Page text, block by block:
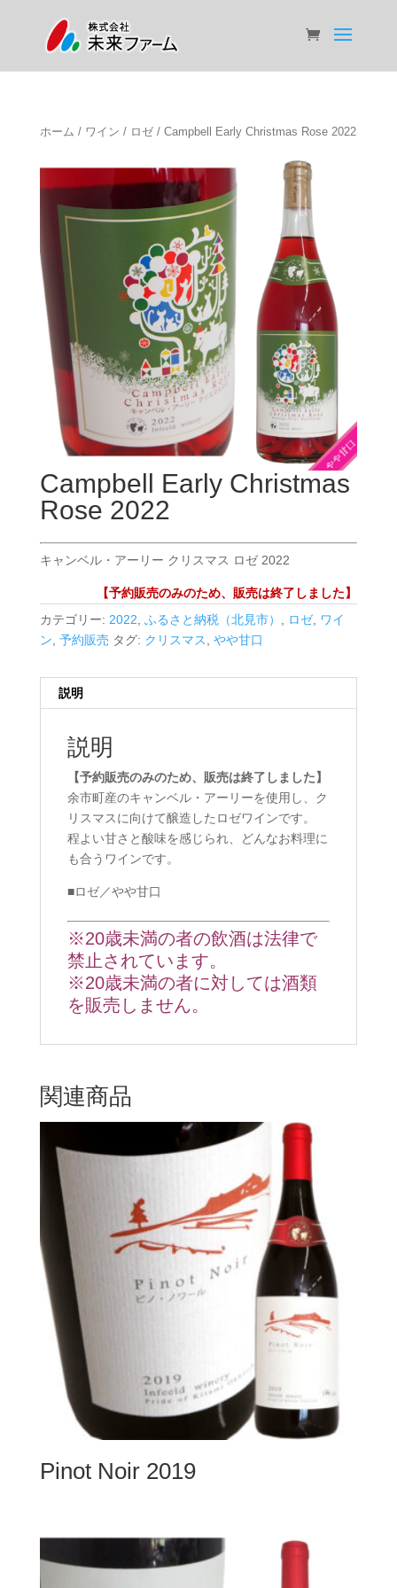
ホーム / ワイン / ロゼ/ Campbell Early Christmas Rose 2022
Campbell Early Christmas
Rose 2022
キャンベル・アーリー クリスマス ロゼ 2022
【予約販売のみのため、販売は終了しました】
カテゴリー: 2022, ふるさと納税（北見市） , ロゼ, ワイ
ン, 予約販売 タグ: クリスマス, やや甘口
説明
説明
【予約販売のみのため、販売は終了しました】
余市町産のキャンベル・アーリーを使用し、ク
リスマスに向けて醸造したロゼワインです。
程よい甘さと酸味を感じられ、どんなお料理に
も合うワインです。
■ロゼ／やや甘口
※20歳未満の者の飲酒は法律で
禁止されています。
※20歳未満の者に対しては酒類
を販売しません。
関連商品
Pinot Noir 2019